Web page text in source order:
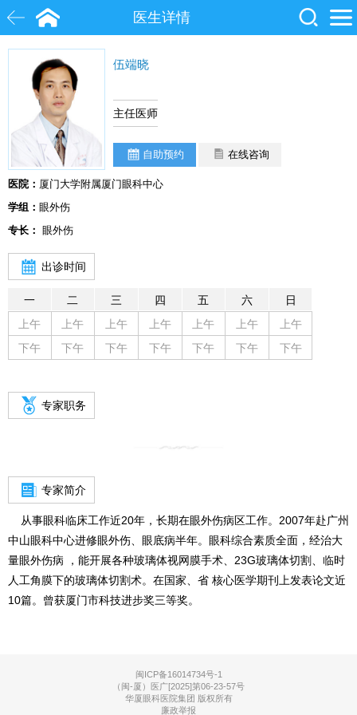
医生详情
白内障
院士 眼底病
伍端晓
主任医师
自助预约 在线咨询
医院： 厦门大学附属厦门眼科中心
学组： 眼外伤
专长：
眼外伤
出诊时间
一 二 三 四 五 六
日
上午
上午 上午 上午 上午 上午
上午
下午
下午 下午 下午 下午 下午 下午
专家职务
专家简介
从事眼科临床工作近20年，长期在眼外伤病区工作。2007年赴广州
中山眼科中心进修眼外伤、眼底病半年。眼科综合素质全面，经治大
量眼外伤病 ，能开展各种玻璃体视网膜手术、23G玻璃体切割、临时
人工角膜下的玻璃体切割术。在国家、省 核心医学期刊上发表论文近
10篇。曾获厦门市科技进步奖三等奖。
闽ICP备16014734号-1
（闽-厦）医广[2025]第06-23-57号
华厦眼科医院集团 版权所有
廉政举报